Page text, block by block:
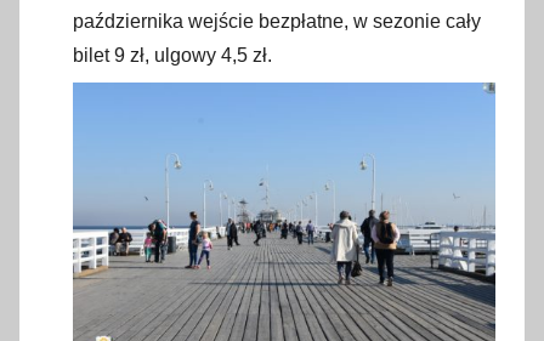
października wejście bezpłatne, w sezonie cały
bilet 9 zł, ulgowy 4,5 zł.